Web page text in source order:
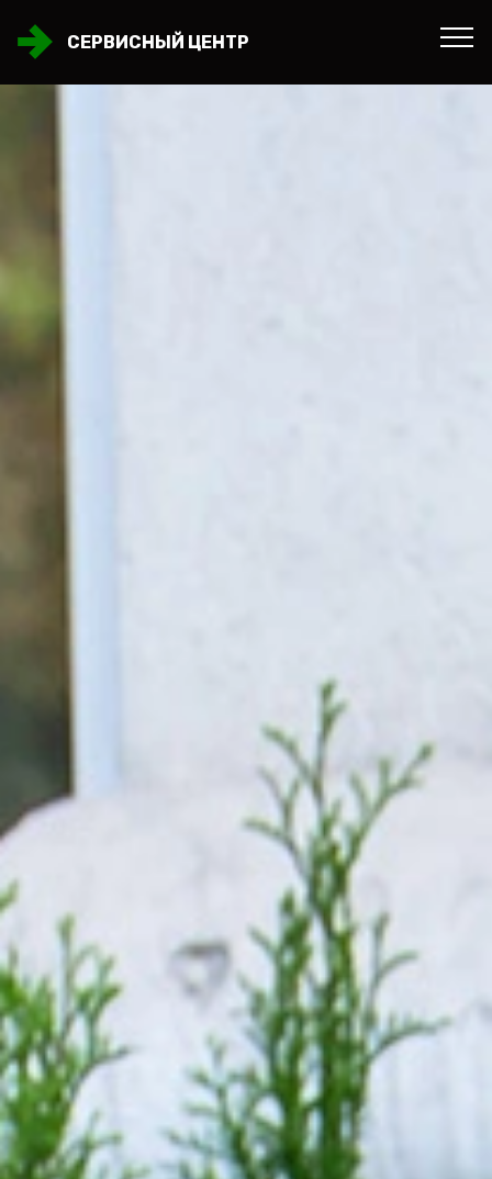
СЕРВИСНЫЙ ЦЕНТР